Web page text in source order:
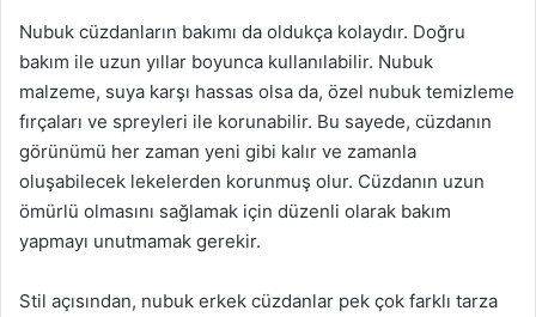
Nubuk cüzdanların bakımı da oldukça kolaydır. Doğru
bakım ile uzun yıllar boyunca kullanılabilir. Nubuk
malzeme, suya karşı hassas olsa da, özel nubuk temizleme
fırçaları ve spreyleri ile korunabilir. Bu sayede, cüzdanın
görünümü her zaman yeni gibi kalır ve zamanla
oluşabilecek lekelerden korunmuş olur. Cüzdanın uzun
ömürlü olmasını sağlamak için düzenli olarak bakım
yapmayı unutmamak gerekir.
Stil açısından, nubuk erkek cüzdanlar pek çok farklı tarza